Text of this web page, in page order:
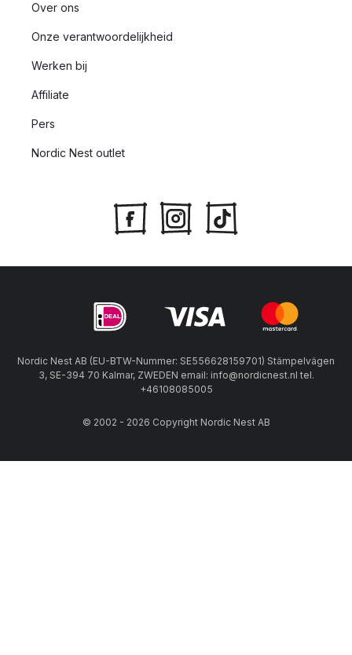
Over ons
Onze verantwoordelijkheid
Werken bij
Affiliate
Pers
Nordic Nest outlet
Nordic Nest AB (EU-BTW-Nummer: SE556628159701) Stämpelvägen
3, SE-394 70 Kalmar, ZWEDEN email: info@nordicnest.nl tel.
+46108085005
© 2002 - 2026 Copyright Nordic Nest AB